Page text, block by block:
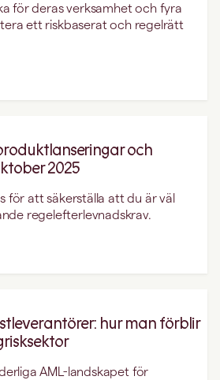
för deras verksamhet och fyra
ett riskbaserat och regelrätt
och
2025
för att säkerställa att du är väl
regelefterlevnadskrav.
hur man förblir
AML-landskapet för